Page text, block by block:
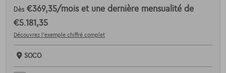
Dès €369,35/mois et une dernière mensualité de
€5.181,35
Découvrez l’exemple chiffré complet
SOCO